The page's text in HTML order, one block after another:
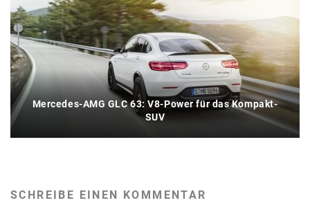
Mercedes-AMG GLC 63: V8-Power für das Kompakt-
SUV
SCHREIBE EINEN KOMMENTAR